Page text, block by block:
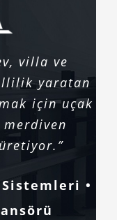
villa ve
yaratan
için uçak
•